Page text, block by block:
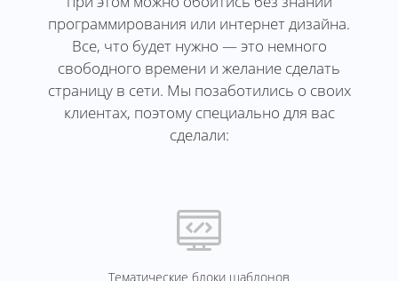
программирования или интернет дизайна.
Все, что будет нужно — это немного
свободного времени и желание сделать
страницу в сети. Мы позаботились о своих
клиентах, поэтому специально для вас
сделали:
Тематические блоки шаблонов